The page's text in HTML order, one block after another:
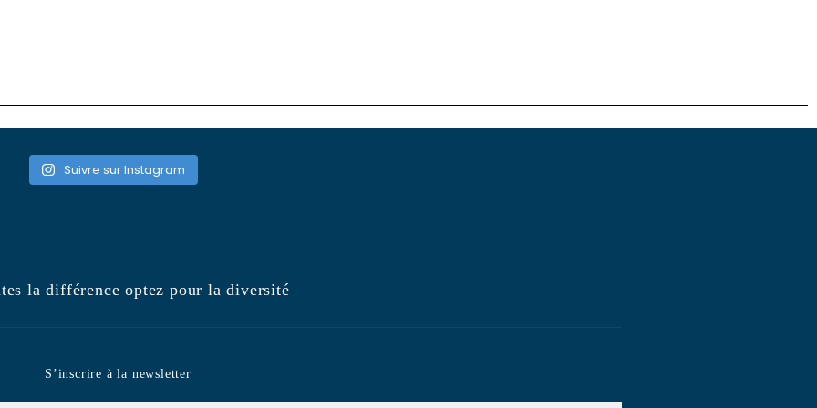
Suivre sur Instagram
la différence optez pour la diversité
S’inscrire à la newsletter